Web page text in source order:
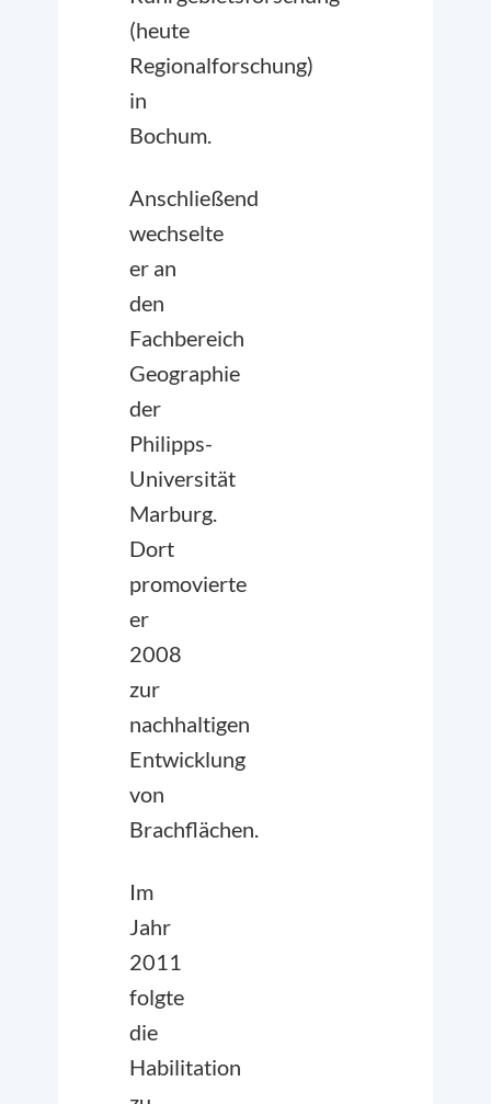
(heute
Regionalforschung)
in
Bochum.
Anschließend
wechselte
er an
den
Fachbereich
Geographie
der
Philipps-
Universität
Marburg.
Dort
promovierte
er
2008
zur
nachhaltigen
Entwicklung
von
Brachflächen.
Im
Jahr
2011
folgte
die
Habilitation